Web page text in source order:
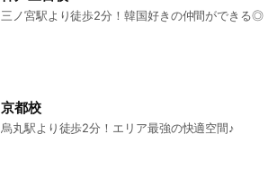
三ノ宮駅より徒歩2分！韓国好きの仲間ができる◎
京都校
烏丸駅より徒歩2分！エリア最強の快適空間♪